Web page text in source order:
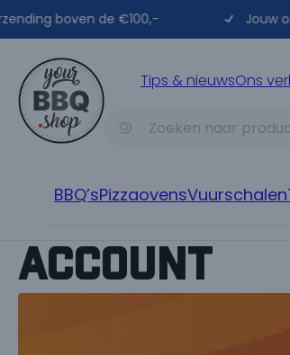
boven de €100,- Jouw
Tips & nieuwsOns
BBQ’s
Kamado’s
Vuurschaal BBQ/Plancha
PizzaovensVuurschalen
Account